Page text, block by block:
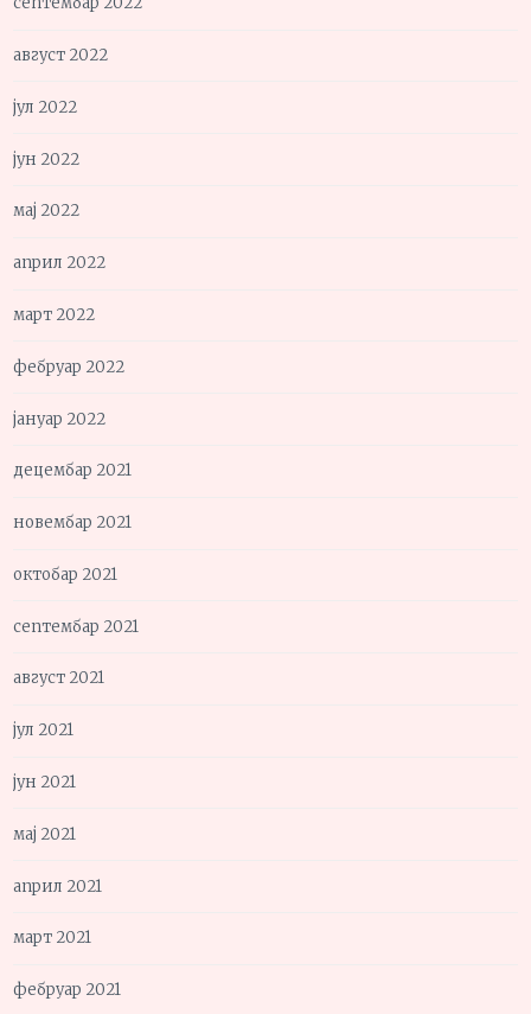
август 2022
јул 2022
јун 2022
мај 2022
април 2022
март 2022
фебруар 2022
јануар 2022
децембар 2021
новембар 2021
октобар 2021
септембар 2021
август 2021
јул 2021
јун 2021
мај 2021
април 2021
март 2021
фебруар 2021